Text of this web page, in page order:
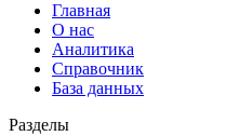
Главная
О нас
Аналитика
Справочник
База данных
Разделы